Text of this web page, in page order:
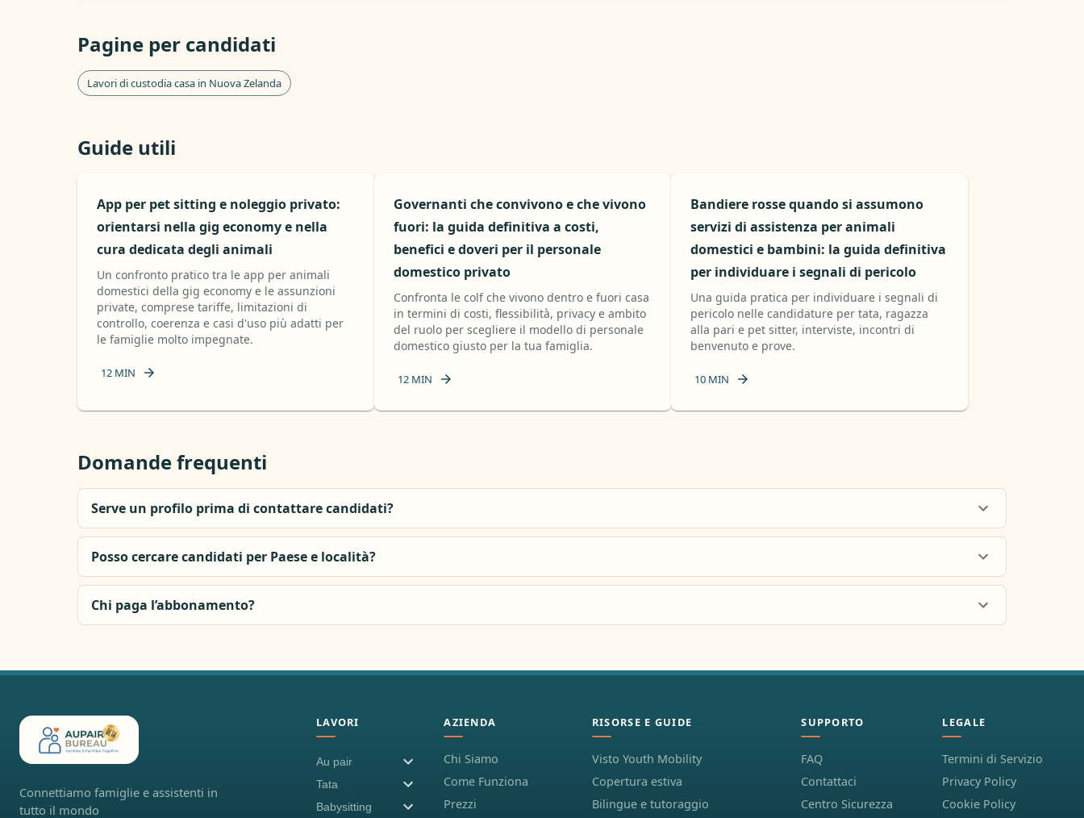
Pagine per candidati
Lavori di custodia casa in Nuova Zelanda
Guide utili
App per pet sitting e noleggio privato:
orientarsi nella gig economy e nella
cura dedicata degli animali
Un confronto pratico tra le app per animali
domestici della gig economy e le assunzioni
private, comprese tariffe, limitazioni di
controllo, coerenza e casi d'uso più adatti per
le famiglie molto impegnate.
12 MIN
Governanti che convivono e che vivono
fuori: la guida definitiva a costi,
benefici e doveri per il personale
domestico privato
Confronta le colf che vivono dentro e fuori casa
in termini di costi, flessibilità, privacy e ambito
del ruolo per scegliere il modello di personale
domestico giusto per la tua famiglia.
12MIN
Bandiere rosse quando si assumono
servizi di assistenza per animali
domestici e bambini: la guida definitiva
per individuare i segnali di pericolo
Una guida pratica per individuare i segnali di
pericolo nelle candidature per tata, ragazza
alla pari e pet sitter, interviste, incontri di
benvenuto e prove.
10MIN
Domande frequenti
Serve un profilo prima di contattare candidati?
Posso cercare candidati per Paese e località?
Chi paga l’abbonamento?
Connettiamo famiglie e assistenti in
tutto il mondo
LAVORI
Au pair
Tata
Babysitting
AZIENDA
Chi Siamo
Come Funziona
Prezzi
RISORSE E GUIDE
Visto Youth Mobility
Copertura estiva
Bilingue e tutoraggio
SUPPORTO
FAQ
Contattaci
Centro Sicurezza
LEGALE
Termini di Servizio
Privacy Policy
Cookie Policy